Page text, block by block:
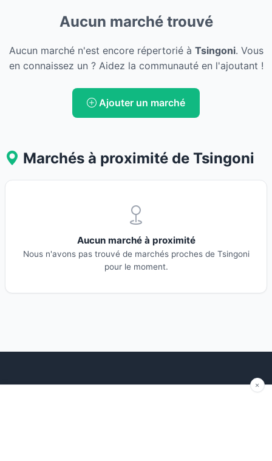
Aucun marché trouvé
Aucun marché n'est encore répertorié à Tsingoni. Vous
en connaissez un ? Aidez la communauté en l'ajoutant !
Ajouter un marché
Marchés à proximité de Tsingoni
Aucun marché à proximité
Nous n'avons pas trouvé de marchés proches de Tsingoni
pour le moment.
Explorer Blog